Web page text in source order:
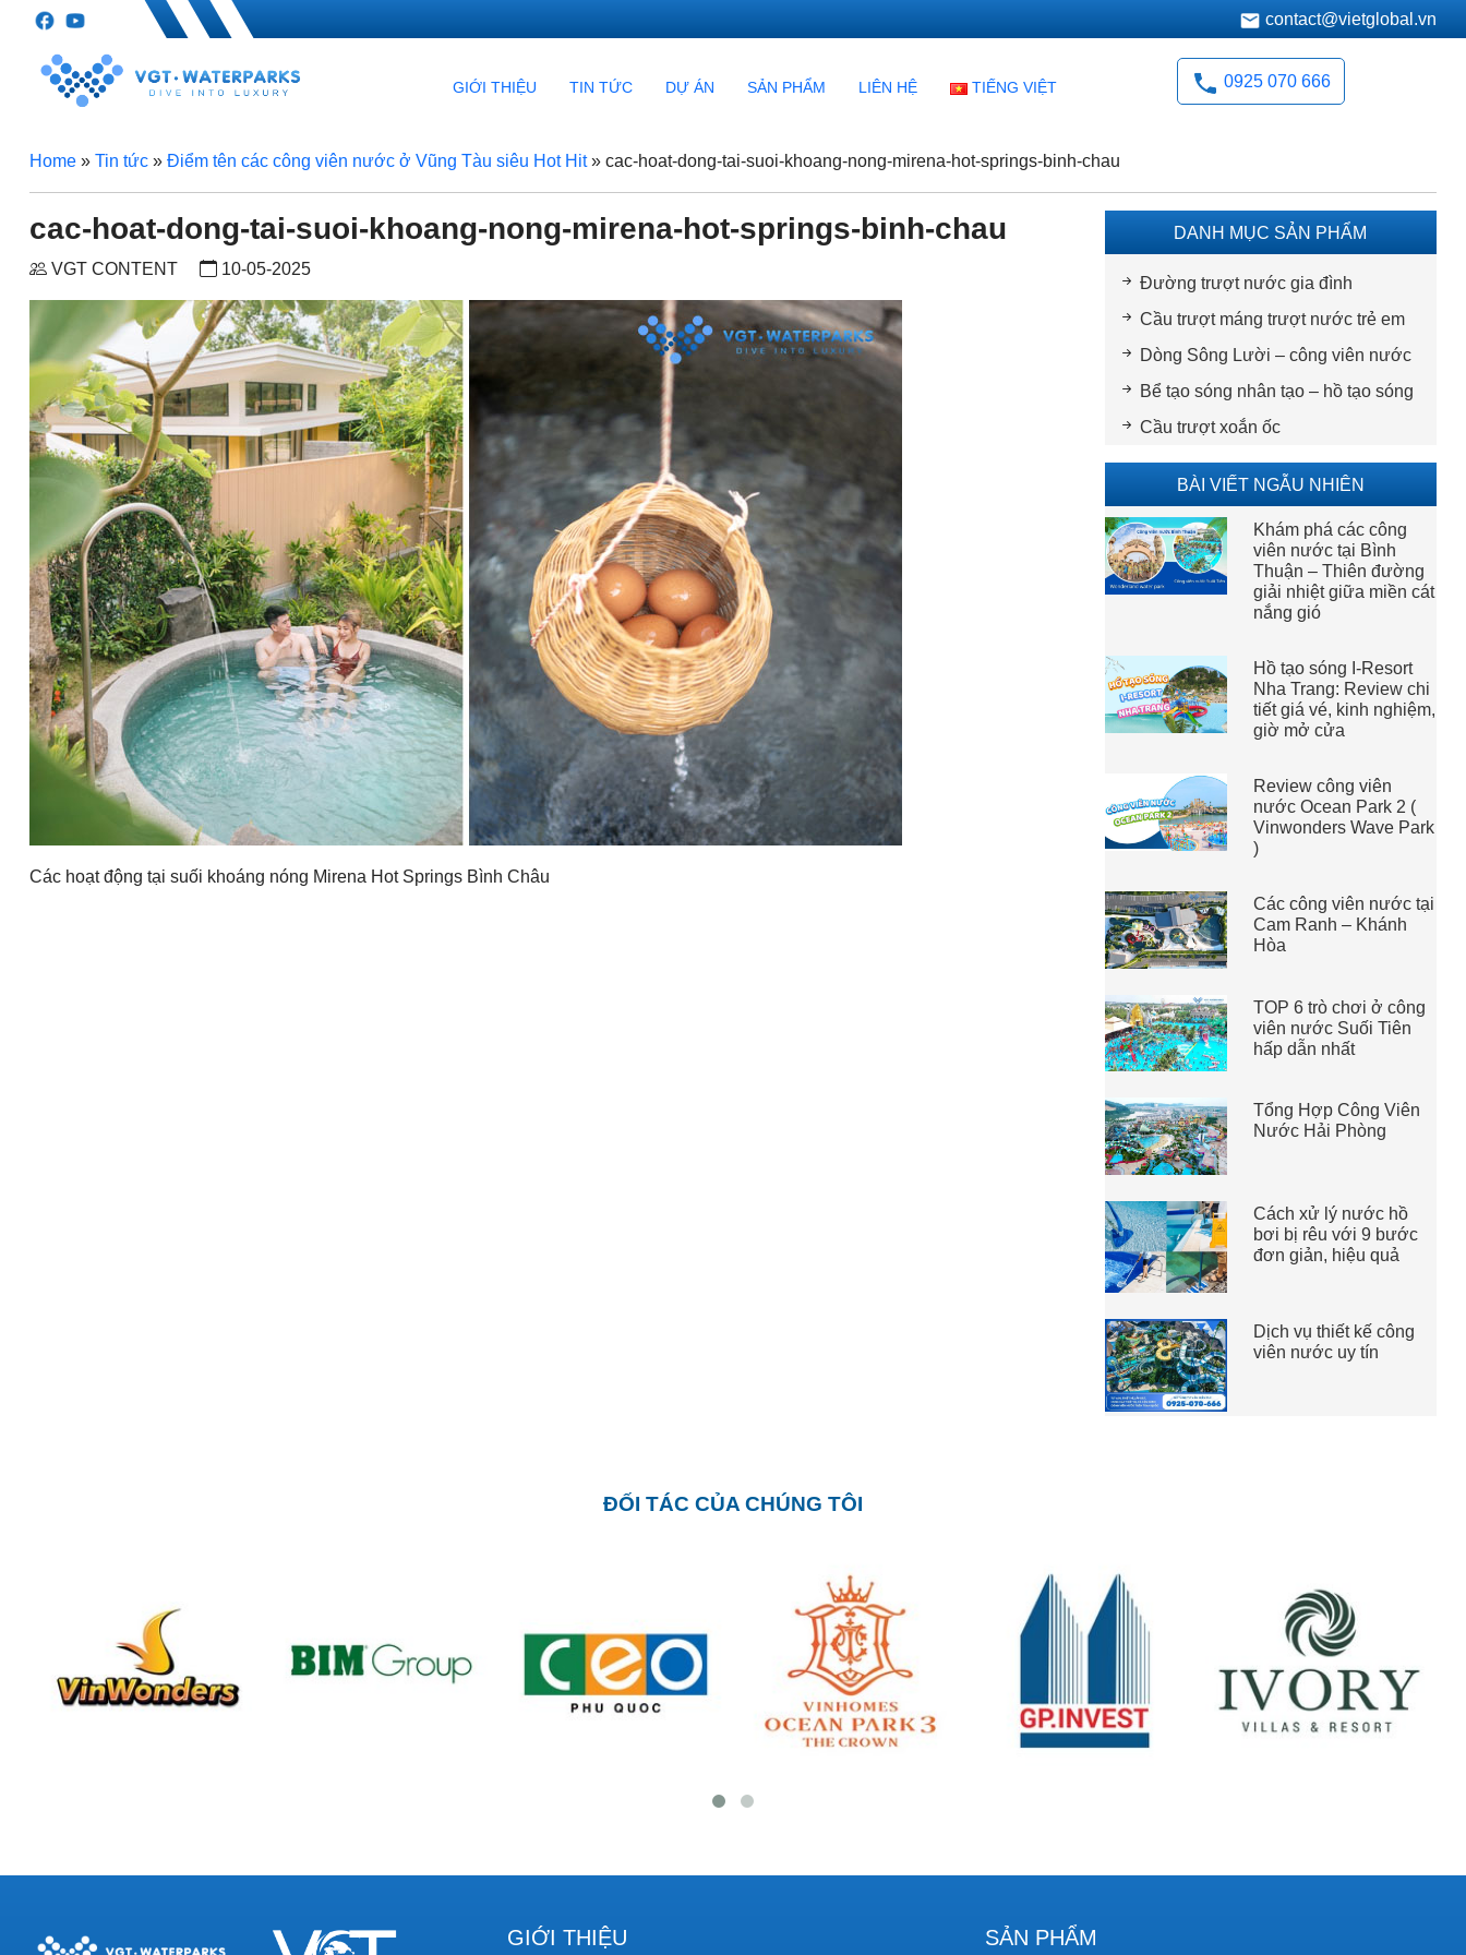
contact@vietglobal.vn
GIỚI THIỆU TIN TỨC DỰ ÁN SẢN PHẨM LIÊN HỆ TIẾNG VIỆT 0925 070 666
Home» Tin tức» Điểm tên các công viên nước ở Vũng Tàu siêu Hot Hit» cac-hoat-dong-tai-suoi-khoang-nong-mirena-hot-springs-binh-chau
cac-hoat-dong-tai-suoi-khoang-nong-mirena-hot-springs-binh-chau
VGT CONTENT 10-05-2025
Các hoạt động tại suối khoáng nóng Mirena Hot Springs Bình Châu
DANH MỤC SẢN PHẨM
Đường trượt nước gia đình
Cầu trượt máng trượt nước trẻ em
Dòng Sông Lười – công viên nước
Bể tạo sóng nhân tạo – hồ tạo sóng
Cầu trượt xoắn ốc
BÀI VIẾT NGẪU NHIÊN
Khám phá các công
viên nước tại Bình
Thuận – Thiên đường
giải nhiệt giữa miền cát
nắng gió
Hồ tạo sóng I-Resort
Nha Trang: Review chi
tiết giá vé, kinh nghiệm,
giờ mở cửa
Review công viên
nước Ocean Park 2 (
Vinwonders Wave Park
)
Các công viên nước tại
Cam Ranh – Khánh
Hòa
TOP 6 trò chơi ở công
viên nước Suối Tiên
hấp dẫn nhất
Tổng Hợp Công Viên
Nước Hải Phòng
Cách xử lý nước hồ
bơi bị rêu với 9 bước
đơn giản, hiệu quả
Dịch vụ thiết kế công
viên nước uy tín
ĐỐI TÁC CỦA CHÚNG TÔI
GIỚI THIỆU SẢN PHẨM